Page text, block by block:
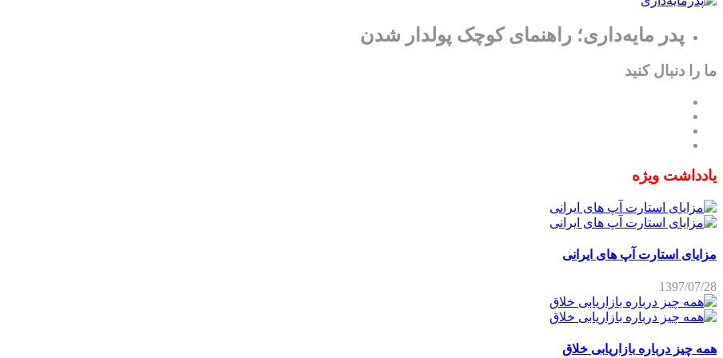
پدر مایه‌داری؛ راهنمای کوچک پولدار شدن
ما را دنبال کنید
یادداشت ویژه
مزایای استارت آپ های ایرانی
1397/07/28
همه چیز درباره بازاریابی خلاق